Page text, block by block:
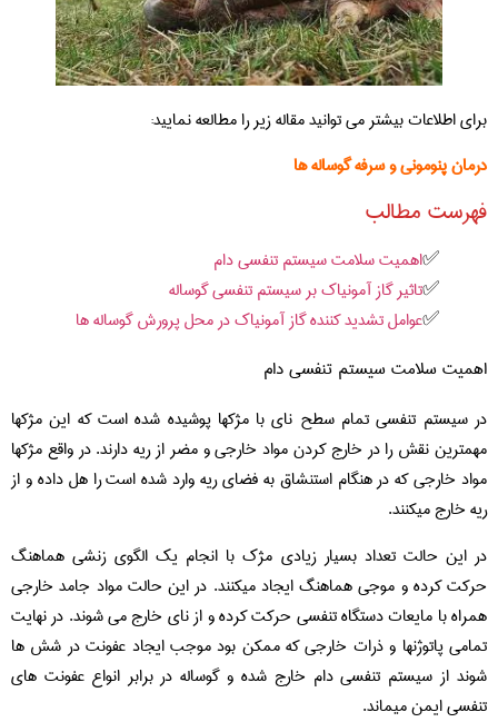
برای اطلاعات بیشتر می توانید مقاله زیر را مطالعه نمایید:
درمان پنومونی و سرفه گوساله ها
فهرست مطالب
اهمیت سلامت سیستم تنفسی دام
تاثیر گاز آمونیاک بر سیستم تنفسی گوساله
عوامل تشدید کننده گاز آمونیاک در محل پرورش گوساله ها
اهمیت سلامت سیستم تنفسی دام
در سیستم تنفسی تمام سطح نای با مژکها پوشیده شده است که این مژکها
مهمترین نقش را در خارج کردن مواد خارجی و مضر از ریه دارند. در واقع مژکها
مواد خارجی که در هنگام استنشاق به فضای ریه وارد شده است را هل داده و از
ریه خارج میکنند.
در این حالت تعداد بسیار زیادی مژک با انجام یک الگوی زنشی هماهنگ
حرکت کرده و موجی هماهنگ ایجاد میکنند. در این حالت مواد جامد خارجی
همراه با مایعات دستگاه تنفسی حرکت کرده و از نای خارج می شوند. در نهایت
تمامی پاتوژنها و ذرات خارجی که ممکن بود موجب ایجاد عفونت در شش ها
شوند از سیستم تنفسی دام خارج شده و گوساله در برابر انواع عفونت های
تنفسی ایمن میماند.